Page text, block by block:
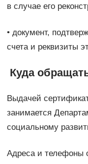
в случае его
• документ,
счета и реквизиты
Куда
Выдачей
занимается
социальному
Адреса и телефоны